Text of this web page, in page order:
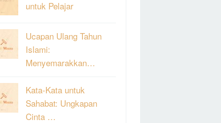
untuk Pelajar
Ucapan Ulang Tahun
Islami:
Menyemarakkan…
Kata-Kata untuk
Sahabat: Ungkapan
Cinta …